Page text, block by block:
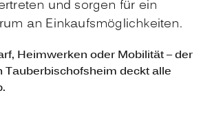
und sorgen für ein
an Einkaufsmöglichkeiten.
Heimwerken oder Mobilität – der
Tauberbischofsheim deckt alle